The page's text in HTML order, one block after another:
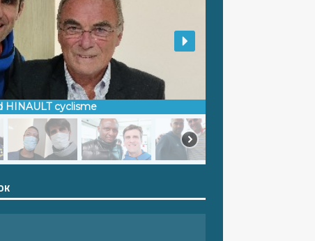
HINAULT cyclisme